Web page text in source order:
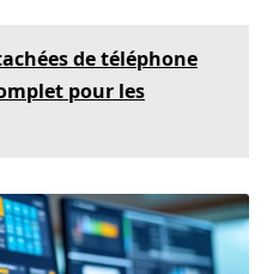
de téléphone
pour les